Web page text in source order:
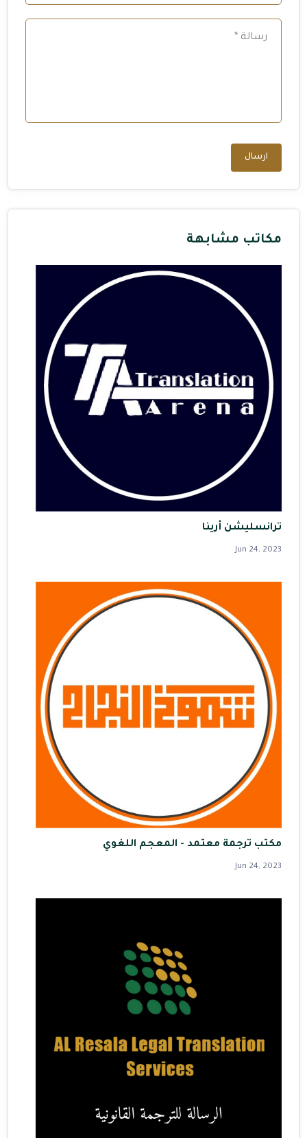
ارسال
مكاتب مشابهة
ترانسليشن أرينا
Jun 24, 2023
مكتب ترجمة معتمد - المعجم اللغوي
Jun 24, 2023